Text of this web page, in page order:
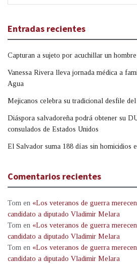
Entradas recientes
Capturan a sujeto por acuchillar un
Vanessa Rivera lleva jornada médica a
Agua
Mejicanos celebra su tradicional desfile
Diáspora salvadoreña podrá obtener su
consulados de Estados Unidos
El Salvador suma 188 días sin homicidios
Comentarios recientes
Tom en «Los veteranos de guerra
candidato a diputado Vladimir Melara
Tom en «Los veteranos de guerra
candidato a diputado Vladimir Melara
Tom en «Los veteranos de guerra
candidato a diputado Vladimir Melara